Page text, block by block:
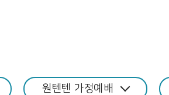
원텐텐 가정예배